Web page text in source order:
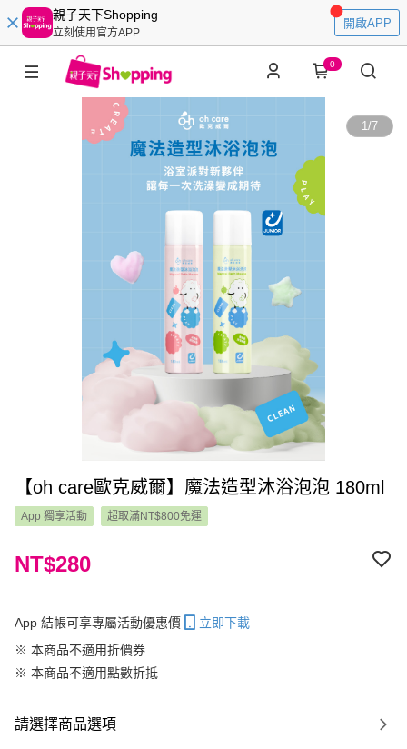
親子天下Shopping
立刻使用官方APP
開啟APP
0
1/7
【oh care歐克威爾】魔法造型沐浴泡泡 180ml
App 獨享活動 超取滿NT$800免運
NT$280
App 結帳可享專屬活動優惠價
立即下載
※ 本商品不適用折價券
※ 本商品不適用點數折抵
請選擇商品選項